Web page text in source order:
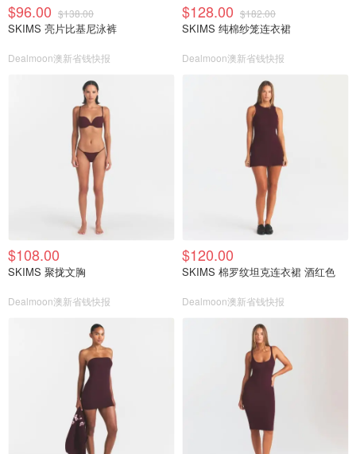
$96.00 $138.00
SKIMS 亮片比基尼泳裤
Dealmoon澳新省钱快报
$128.00 $182.00
SKIMS 纯棉纱笼连衣裙
Dealmoon澳新省钱快报
$108.00
SKIMS 聚拢文胸
Dealmoon澳新省钱快报
$120.00
SKIMS 棉罗纹坦克连衣裙 酒红色
Dealmoon澳新省钱快报